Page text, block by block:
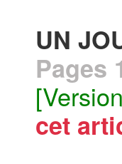
UN
Pages
cet